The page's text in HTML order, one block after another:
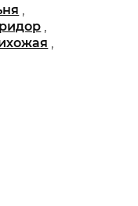
,
,
,